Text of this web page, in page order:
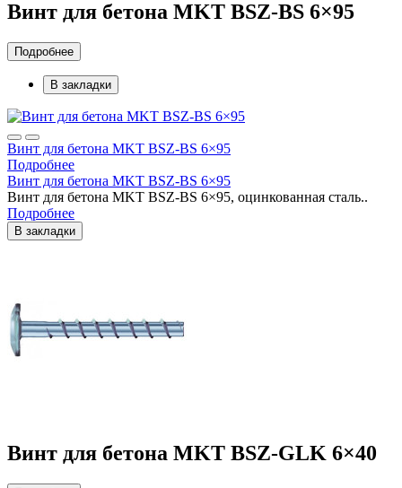
Винт для бетона MKT BSZ-BS 6×95
Подробнее
В закладки
Винт для бетона MKT BSZ-BS 6×95
Подробнее
Винт для бетона MKT BSZ-BS 6×95
Винт для бетона MKT BSZ-BS 6×95, оцинкованная сталь..
Подробнее
В закладки
Винт для бетона MKT BSZ-GLK 6×40